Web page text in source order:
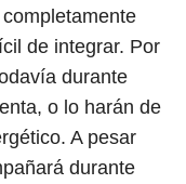
de integrar. Por
durante
o lo harán de
A pesar
durante